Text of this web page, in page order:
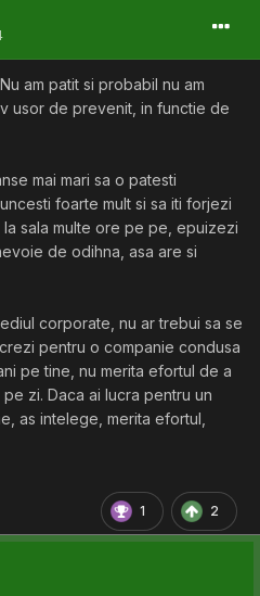
am patit si probabil nu am
usor de prevenit, in functie de
mai mari sa o patesti
foarte mult si sa iti forjezi
sala multe ore pe pe, epuizezi
de odihna, asa are si
corporate, nu ar trebui sa se
pentru o companie condusa
pe tine, nu merita efortul de a
zi. Daca ai lucra pentru un
as intelege, merita efortul,
1 2